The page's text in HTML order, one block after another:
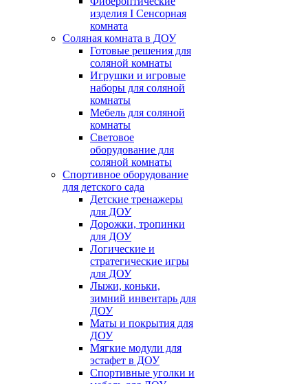
изделия I Сенсорная
комната
Соляная комната в ДОУ
Готовые решения для
соляной комнаты
Игрушки и игровые
наборы для соляной
комнаты
Мебель для соляной
комнаты
Световое
оборудование для
соляной комнаты
Спортивное оборудование
для детского сада
Детские тренажеры
для ДОУ
Дорожки, тропинки
для ДОУ
Логические и
стратегические игры
для ДОУ
Лыжи, коньки,
зимний инвентарь для
ДОУ
Маты и покрытия для
ДОУ
Мягкие модули для
эстафет в ДОУ
Спортивные уголки и